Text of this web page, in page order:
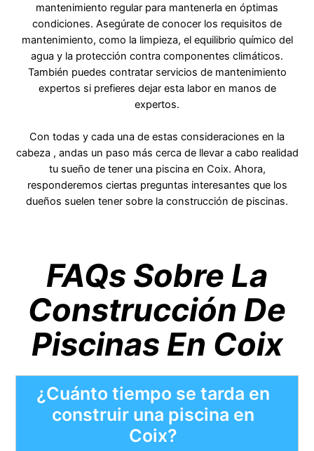
mantenimiento regular para mantenerla en óptimas
condiciones. Asegúrate de conocer los requisitos de
mantenimiento, como la limpieza, el equilibrio químico del
agua y la protección contra componentes climáticos.
También puedes contratar servicios de mantenimiento
expertos si prefieres dejar esta labor en manos de
expertos.
Con todas y cada una de estas consideraciones en la
cabeza , andas un paso más cerca de llevar a cabo realidad
tu sueño de tener una piscina en Coix. Ahora,
responderemos ciertas preguntas interesantes que los
dueños suelen tener sobre la construcción de piscinas.
FAQs Sobre La
Construcción De
Piscinas En Coix
¿Cuánto tiempo se tarda en
construir una piscina en
Coix?